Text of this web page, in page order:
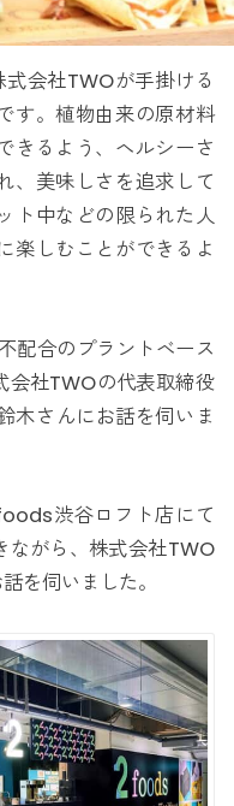
会社TWOが手掛ける
す。植物由来の原材料
きるよう、ヘルシーさ
、美味しさを追求して
ト中などの限られた人
楽しむことができるよ
配合のプラントベース
会社TWOの代表取締役
木さんにお話を伺いま
渋谷ロフト店にて
ながら、株式会社TWO
を伺いました。